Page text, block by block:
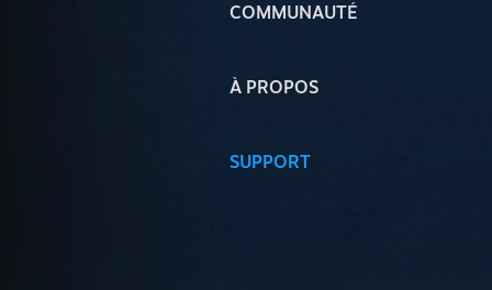
COMMUNAUTÉ
À PROPOS
SUPPORT